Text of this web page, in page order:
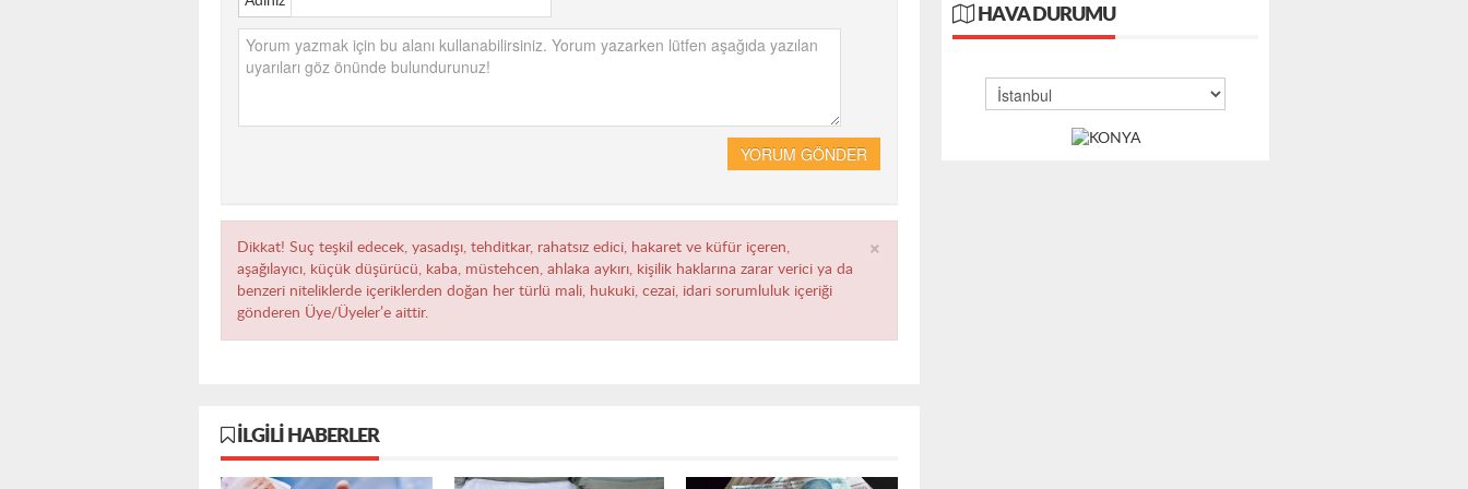
YORUM GÖNDER
×
Dikkat! Suç teşkil edecek, yasadışı, tehditkar, rahatsız edici, hakaret ve küfür içeren,
aşağılayıcı, küçük düşürücü, kaba, müstehcen, ahlaka aykırı, kişilik haklarına zarar verici ya da
benzeri niteliklerde içeriklerden doğan her türlü mali, hukuki, cezai, idari sorumluluk içeriği
gönderen Üye/Üyeler’e aittir.
İLGILI HABERLER
HAVA DURUMU